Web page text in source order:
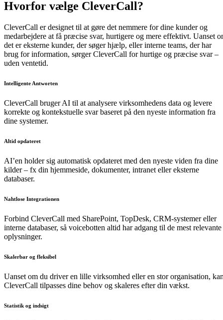
Hvorfor vælge CleverCall?
CleverCall er designet til at gøre det nemmere for dine kunder og
medarbejdere at få præcise svar, hurtigere og mere effektivt. Uanset
det ereksterne kunder, der søger hjælp, ellerinterne teams, der har
brug for information, sørgerCleverCall forhurtige og præcise svar –
uden ventetid.
Intelligente Antworten
CleverCall bruger AI til at analysere virksomhedens data og levere
korrekte og kontekstuelle svarbaseret på den nyeste information fra
dine systemer.
Altid opdateret
AI’en holder sig automatisk opdateret med den nyeste viden fra dine
kilder – fx din hjemmeside, dokumenter, intranet eller eksterne
databaser.
Nahtlose Integrationen
Forbind CleverCall med SharePoint, TopDesk, CRM-systemer eller
interne databaser, så voicebotten altid har adgang til de mest relevante
oplysninger.
Skalerbar og fleksibel
Uanset om du driver en lille virksomhed eller en stor organisation,
CleverCall tilpasses dine behov og skaleres efter din vækst.
Statistik og indsigt